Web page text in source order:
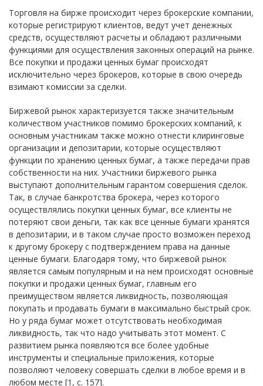
Торговля на бирже происходит через брокерские компании,
которые регистрируют клиентов, ведут учет денежных
средств, осуществляют расчеты и обладают различными
функциями для осуществления законных операций на рынке.
Все покупки и продажи ценных бумаг происходят
исключительно через брокеров, которые в свою очередь
взимают комиссии за сделки.
Биржевой рынок характеризуется также значительным
количеством участников помимо брокерских компаний, к
основным участникам также можно отнести клиринговые
организации и депозитарии, которые осуществляют
функции по хранению ценных бумаг, а также передачи прав
собственности на них. Участники биржевого рынка
выступают дополнительным гарантом совершения сделок.
Так, в случае банкротства брокера, через которого
осуществлялись покупки ценных бумаг, все клиенты не
потеряют свои деньги, так как все ценные бумаги хранятся
в депозитарии, и в таком случае просто возможен переход
к другому брокеру с подтверждением права на данные
ценные бумаги. Благодаря тому, что биржевой рынок
является самым популярным и на нем происходят основные
покупки и продажи ценных бумаг, главным его
преимуществом является ликвидность, позволяющая
покупать и продавать бумаги в максимально быстрый срок.
Но у ряда бумаг может отсутствовать необходимая
ликвидность, так что надо учитывать этот момент. С
развитием рынка появляются все более удобные
инструменты и специальные приложения, которые
позволяют человеку совершать сделки в любое время и в
любом месте [1, с. 157].